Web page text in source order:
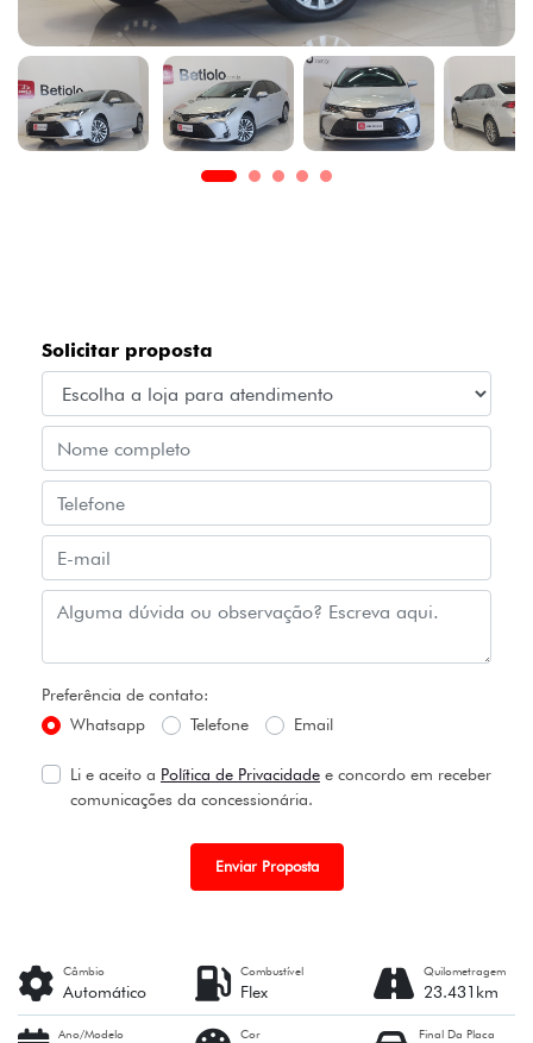
Solicitar proposta
Preferência de contato:
Whatsapp
Telefone Email
Li e aceito a Política de Privacidade e concordo em receber
comunicações da concessionária.
Enviar Proposta
Câmbio
Automático
Combustível
Flex
Quilometragem
23.431km
Ano/Modelo Cor Final Da Placa